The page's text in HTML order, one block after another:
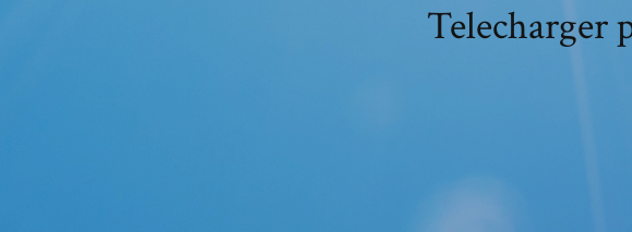
Telecharger